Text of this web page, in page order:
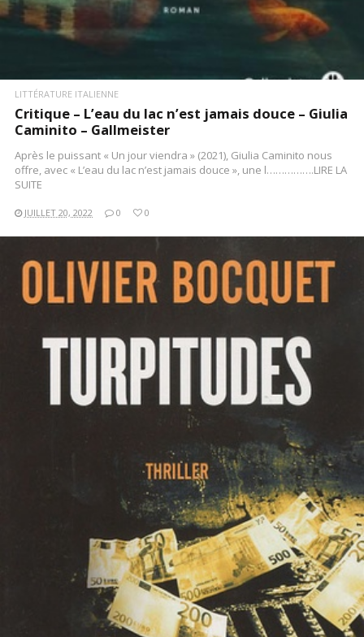
LITTÉRATURE ITALIENNE
Critique – L’eau du lac n’est jamais douce – Giulia
Caminito – Gallmeister
Après le puissant « Un jour viendra » (2021), Giulia Caminito nous
offre, avec « L’eau du lac n’est jamais douce », une l…………….LIRE LA
SUITE
JUILLET 20, 2022 0 0
LIRE LA SUITE